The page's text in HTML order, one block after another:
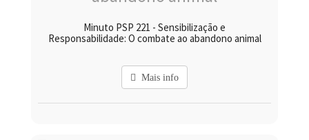
Minuto PSP 221 - Sensibilização e
Responsabilidade: O combate ao abandono animal
Mais info